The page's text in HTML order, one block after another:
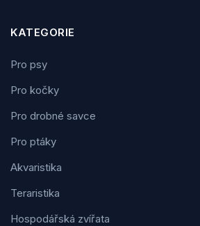
KATEGORIE
Pro psy
Pro kočky
Pro drobné savce
Pro ptáky
Akvaristika
Teraristika
Hospodářská zvířata